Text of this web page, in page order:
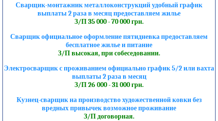
Сварщик-монтажник металлоконструкций удобный график
выплаты 2 раза в месяц предоставляем жилье
З/П 35 000 - 70 000 грн.
Сварщик официальное оформление пятидневка предоставляем
бесплатное жилье и питание
З/П высокая, при собеседовании.
Электросварщик с проживанием официально график 5/2 или вахта
выплаты 2 раза в месяц
З/П 26 000 - 31 000 грн.
Кузнец-сварщик на производство художественной ковки без
вредных привычек возможное проживание
З/П договорная.